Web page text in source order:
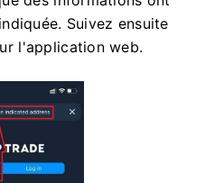
Suivez ensuite
l'application web.